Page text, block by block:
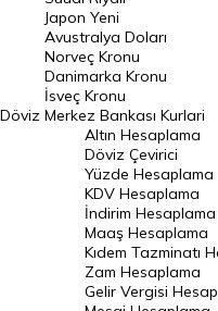
Avustralya Doları
Danimarka Kronu Kuru
Kanada Doları Kuru
Norveç Kronu Kuru
İsveç Kronu Kuru
Japon Yeni Kuru
Serbest Piyasa Döviz Kurları
Merkez Bankası Döviz Kurları
Döviz
Japon Yeni
Avustralya Doları
Norveç Kronu
Danimarka Kronu
İsveç Kronu
Merkez Bankası Kurlari
Altın Hesaplama
Döviz Çevirici
Yüzde Hesaplama
KDV Hesaplama
İndirim Hesaplama
Maaş Hesaplama
Kıdem Tazminatı
Zam Hesaplama
Gelir Vergisi